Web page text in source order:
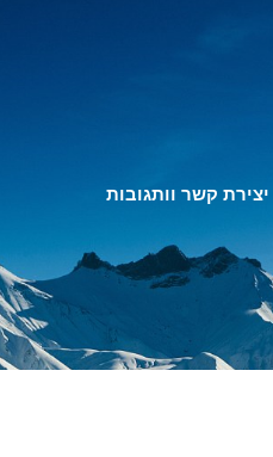
יצירת קשר וותגובות